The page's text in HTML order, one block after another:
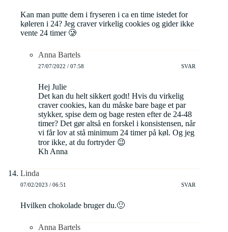
Kan man putte dem i fryseren i ca en time istedet for
køleren i 24? Jeg craver virkelig cookies og gider ikke
vente 24 timer 🥲
Anna Bartels
27/07/2022 / 07:58 SVAR
Hej Julie
Det kan du helt sikkert godt! Hvis du virkelig
craver cookies, kan du måske bare bage et par
stykker, spise dem og bage resten efter de 24-48
timer? Det gør altså en forskel i konsistensen, når
vi får lov at stå minimum 24 timer på køl. Og jeg
tror ikke, at du fortryder 😉
Kh Anna
Linda
07/02/2023 / 06:51 SVAR
Hvilken chokolade bruger du.🙂
Anna Bartels